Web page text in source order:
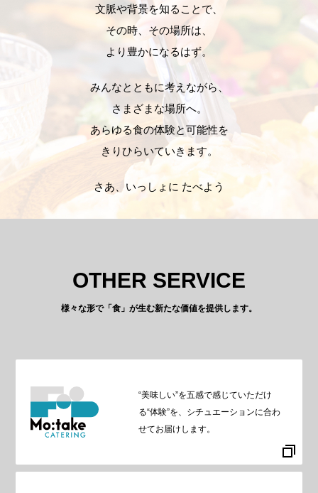
文脈や背景を知ることで、
その時、その場所は、
より豊かになるはず。
みんなとともに考えながら、
さまざまな場所へ。
あらゆる食の体験と可能性を
きりひらいていきます。
さあ、いっしょに たべよう
OTHER SERVICE
様々な形で「食」が生む新たな価値を提供します。
“美味しい”を五感で感じていただけ
る“体験”を、シチュエーションに合わ
せてお届けします。